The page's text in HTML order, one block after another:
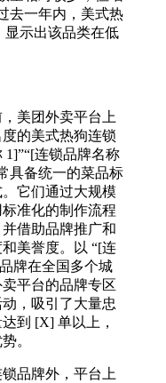
去一年内，美式热
显示出该品类在低
，美团外卖平台上
的美式热狗连锁
1]”“[连锁品牌名称
具备统一的菜品标
它们通过大规模
准化的制作流程
借助品牌推广和
美誉度。以 “[连
牌在全国多个城
平台的品牌专区
，吸引了大量忠
到 [X] 单以上，
。​
锁品牌外，平台上